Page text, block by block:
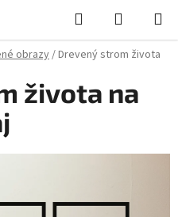
Hľadať
KOŠÍK
obrazy/Drevený strom života
života na